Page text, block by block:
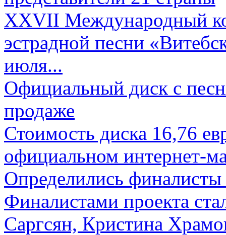
XXVII Международный
эстрадной песни
июля...
Официальный диск с
продаже
Стоимость диска 16,76
официальном интернет-
Определились
Финалистами проекта
Саргсян, Кристина